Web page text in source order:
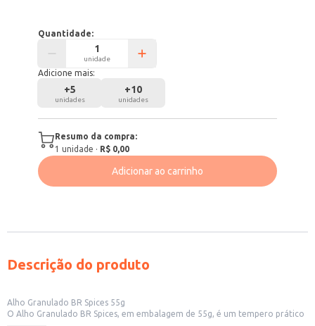
Quantidade:
unidade
Adicione mais:
+5
unidades
+10
unidades
Resumo da compra:
1 unidade · R$ 0,00
Adicionar ao carrinho
Descrição do produto
Alho Granulado BR Spices 55g
O Alho Granulado BR Spices, em embalagem de 55g, é um tempero prático